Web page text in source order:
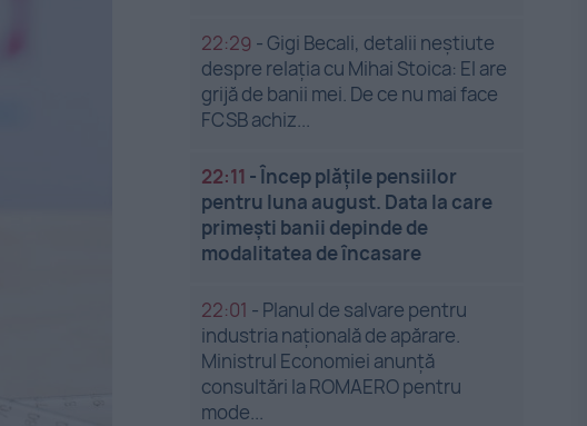
22:29 -Gigi Becali, detalii neștiute
despre relația cu Mihai Stoica: El are
grijă de banii mei. De ce nu mai face
FCSB achiz...
22:11 -Încep plățile pensiilor
pentru luna august. Data la care
primești banii depinde de
modalitatea de încasare
22:01 - Planul de salvare pentru
industria națională de apărare.
Ministrul Economiei anunță
consultări la ROMAERO pentru
mode...